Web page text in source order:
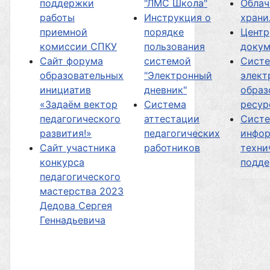
поддержки
работы
приемной
комиссии СПКУ
Сайт форума
образовательных
инициатив
«Задаём вектор
педагогического
развития!»
Сайт участника
конкурса
педагогического
мастерства 2023
Дедова Сергея
Геннадьевича
"ЛМС Школа"
Инструкция о
порядке
пользования
системой
"Электронный
дневник"
Система
аттестации
педагогических
работников
Центр